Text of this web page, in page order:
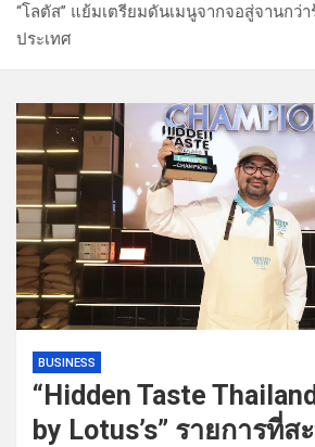
“โลตัส” แย้มเตรียมดันเมนูจากจอสู่จานกว่
ประเทศ
BUSINESS
“Hidden Taste
by Lotus’s” รายการที่